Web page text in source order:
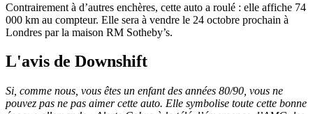
Contrairement à d’autres enchères, cette auto a roulé : elle affiche 74
000 km au compteur. Elle sera à vendre le 24 octobre prochain à
Londres par la maison RM Sotheby’s.
L'avis de Downshift
Si, comme nous, vous êtes un enfant des années 80/90, vous ne
pouvez pas ne pas aimer cette auto. Elle symbolise toute cette bonne